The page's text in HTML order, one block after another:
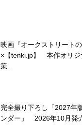
映画『オークストリートの
×【tenki.jp】 本作オリジ
策...
完全撮り下ろし「2027年
ンダー」 2026年10月発